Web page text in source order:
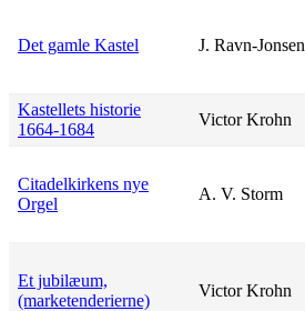
Det gamle Kastel J. Ravn-Jonsen
Kastellets historie
1664-1684
Victor Krohn
Citadelkirkens nye
Orgel
A. V. Storm
Et jubilæum,
(marketenderierne)
Victor Krohn